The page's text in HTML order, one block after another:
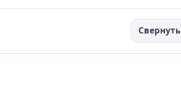
Свернуть